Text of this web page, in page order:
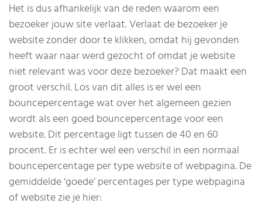
Het is dus afhankelijk van de reden waarom een
bezoeker jouw site verlaat. Verlaat de bezoeker je
website zonder door te klikken, omdat hij gevonden
heeft waar naar werd gezocht of omdat je website
niet relevant was voor deze bezoeker? Dat maakt een
groot verschil. Los van dit alles is er wel een
bouncepercentage wat over het algemeen gezien
wordt als een goed bouncepercentage voor een
website. Dit percentage ligt tussen de 40 en 60
procent. Er is echter wel een verschil in een normaal
bouncepercentage per type website of webpagina. De
gemiddelde ‘goede’ percentages per type webpagina
of website zie je hier: